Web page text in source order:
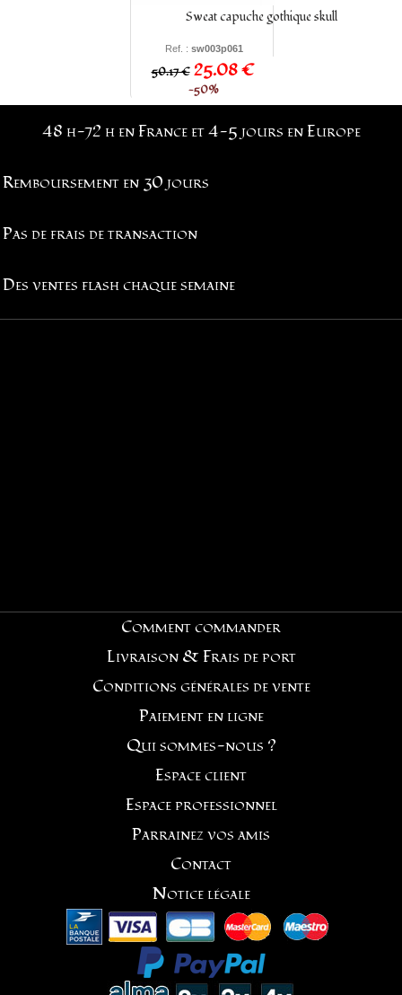
Sweat capuche gothique skull
Ref. : sw003p061
50.17 € 25.08 €
−50%
48 h-72 h en France et 4-5 jours en Europe
Remboursement en 30 jours
Pas de frais de transaction
Des ventes flash chaque semaine
Comment commander
Livraison & Frais de port
Conditions générales de vente
Paiement en ligne
Qui sommes-nous ?
Espace client
Espace professionnel
Parrainez vos amis
Contact
Notice légale